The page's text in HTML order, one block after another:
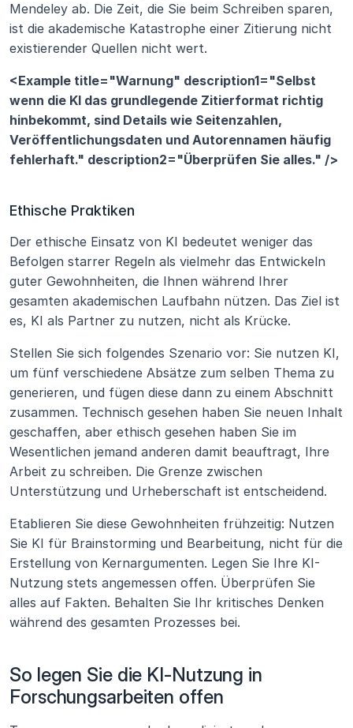
Mendeley ab. Die Zeit, die Sie beim Schreiben sparen,
ist die akademische Katastrophe einer Zitierung nicht
existierender Quellen nicht wert.
<Example title="Warnung" description1="Selbst
wenn die KI das grundlegende Zitierformat richtig
hinbekommt, sind Details wie Seitenzahlen,
Veröffentlichungsdaten und Autorennamen häufig
fehlerhaft." description2="Überprüfen Sie alles." />
Ethische Praktiken
Der ethische Einsatz von KI bedeutet weniger das
Befolgen starrer Regeln als vielmehr das Entwickeln
guter Gewohnheiten, die Ihnen während Ihrer
gesamten akademischen Laufbahn nützen. Das Ziel ist
es, KI als Partner zu nutzen, nicht als Krücke.
Stellen Sie sich folgendes Szenario vor: Sie nutzen KI,
um fünf verschiedene Absätze zum selben Thema zu
generieren, und fügen diese dann zu einem Abschnitt
zusammen. Technisch gesehen haben Sie neuen Inhalt
geschaffen, aber ethisch gesehen haben Sie im
Wesentlichen jemand anderen damit beauftragt, Ihre
Arbeit zu schreiben. Die Grenze zwischen
Unterstützung und Urheberschaft ist entscheidend.
Etablieren Sie diese Gewohnheiten frühzeitig: Nutzen
Sie KI für Brainstorming und Bearbeitung, nicht für die
Erstellung von Kernargumenten. Legen Sie Ihre KI-
Nutzung stets angemessen offen. Überprüfen Sie
alles auf Fakten. Behalten Sie Ihr kritisches Denken
während des gesamten Prozesses bei.
So legen Sie die KI-Nutzung in
Forschungsarbeiten offen